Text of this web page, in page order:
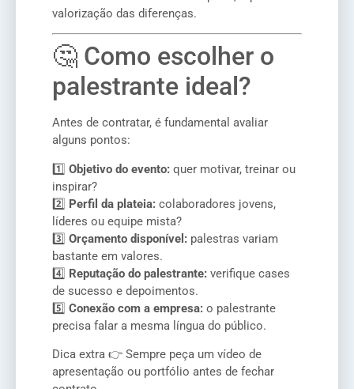
valorização das diferenças.
🤔 Como escolher o
palestrante ideal?
Antes de contratar, é fundamental avaliar
alguns pontos:
1️⃣ Objetivo do evento: quer motivar, treinar ou
inspirar?
2️⃣ Perfil da plateia: colaboradores jovens,
líderes ou equipe mista?
3️⃣ Orçamento disponível: palestras variam
bastante em valores.
4️⃣ Reputação do palestrante: verifique cases
de sucesso e depoimentos.
5️⃣ Conexão com a empresa: o palestrante
precisa falar a mesma língua do público.
Dica extra 👉 Sempre peça um vídeo de
apresentação ou portfólio antes de fechar